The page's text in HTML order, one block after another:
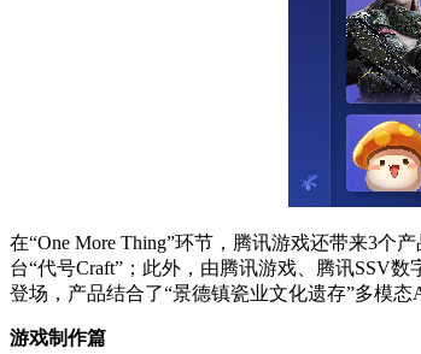
在“One More Thing”环节，腾讯游戏还带来3
台“代号Craft”；此外，由腾讯游戏、腾讯SSV
登场，产品结合了“景德镇瓷业文化遗存”多模
游戏制作篇